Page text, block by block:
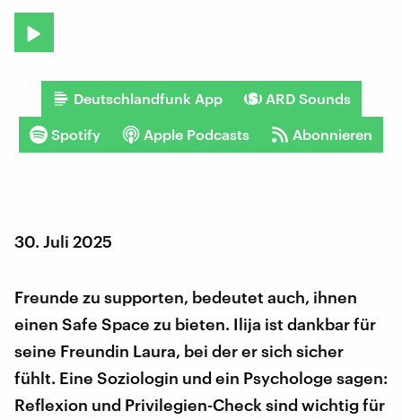
Deutschlandfunk App ARD Sounds
Spotify Apple Podcasts Abonnieren
30. Juli 2025
Freunde zu supporten, bedeutet auch, ihnen
einen Safe Space zu bieten. Ilija ist dankbar für
seine Freundin Laura, bei der er sich sicher
fühlt. Eine Soziologin und ein Psychologe sagen:
Reflexion und Privilegien-Check sind wichtig für